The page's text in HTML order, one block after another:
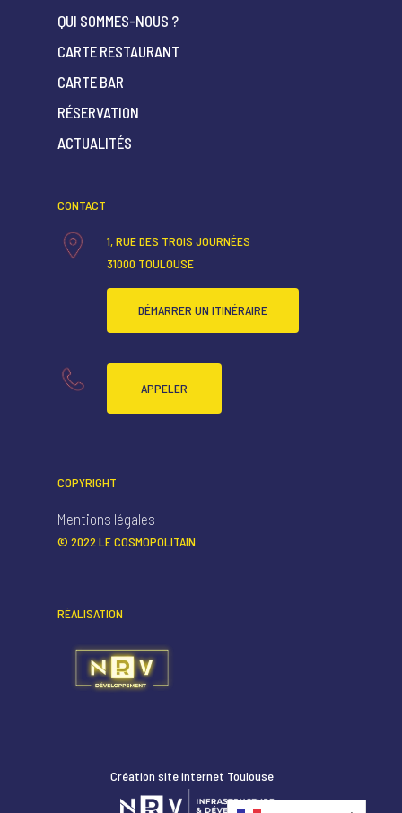
QUI SOMMES-NOUS ?
CARTE RESTAURANT
CARTE BAR
RÉSERVATION
ACTUALITÉS
CONTACT
1, RUE DES TROIS JOURNÉES
31000 TOULOUSE
DÉMARRER UN ITINÉRAIRE
APPELER
COPYRIGHT
Mentions légales
© 2022 LE COSMOPOLITAIN
RÉALISATION
Création site internet Toulouse
RÉSERVATION